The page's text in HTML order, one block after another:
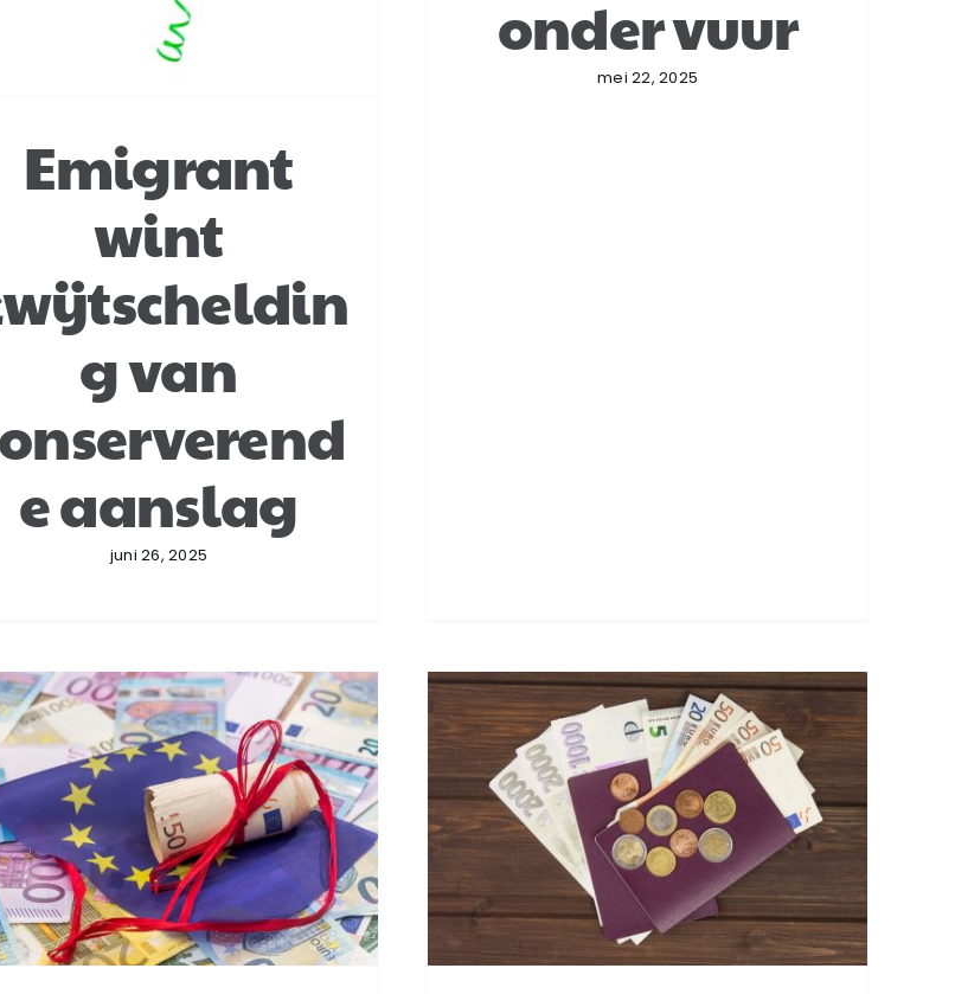
Emigrant
wint
g van
e aanslag
juni 26, 2025
onder vuur
mei 22, 2025
Heffingsbevoegdheid over
lijfrente-uitkeringen uit
Nederland
Internationaal